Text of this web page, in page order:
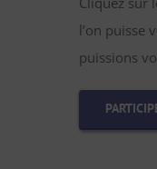
l’on puisse
puissions